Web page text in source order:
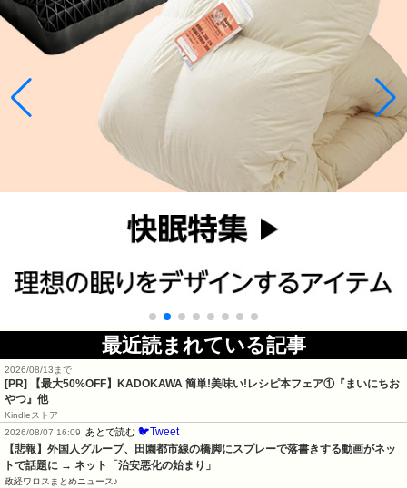
最近読まれている記事
2026/08/13まで
[PR] 【最大50%OFF】KADOKAWA 簡単!美味い!レシピ本フェア①『まいにちお
やつ』他
Kindleストア
2026/08/07 16:09
あとで読む 🐦Tweet
【悲報】外国人グループ、田園都市線の橋脚にスプレーで落書きする動画がネッ
トで話題に → ネット「治安悪化の始まり」
政経ワロスまとめニュース♪